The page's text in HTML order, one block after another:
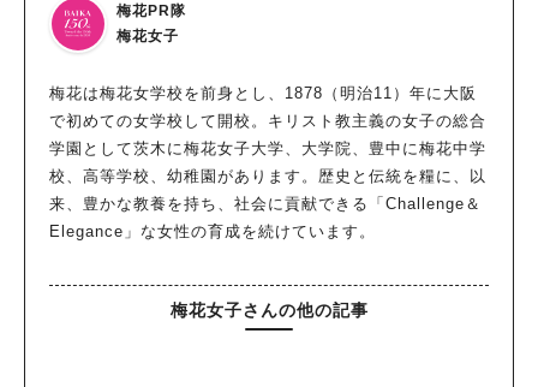
梅花PR隊
梅花女子
梅花は梅花女学校を前身とし、1878（明治11）年に大阪
で初めての女学校して開校。キリスト教主義の女子の総合
学園として茨木に梅花女子大学、大学院、豊中に梅花中学
校、高等学校、幼稚園があります。歴史と伝統を糧に、以
来、豊かな教養を持ち、社会に貢献できる「Challenge＆
Elegance」な女性の育成を続けています。
梅花女子さんの他の記事